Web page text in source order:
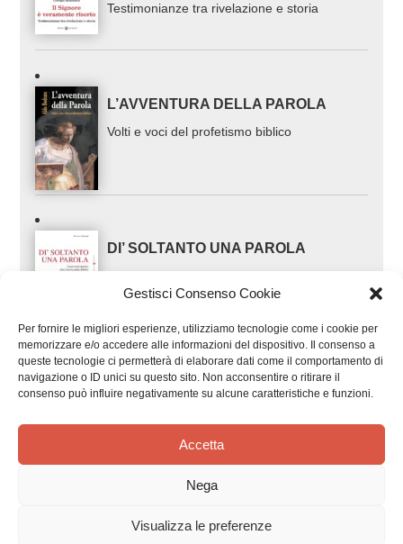
Gestisci Consenso Cookie
Per fornire le migliori esperienze, utilizziamo tecnologie come i cookie per
memorizzare e/o accedere alle informazioni del dispositivo. Il consenso a
queste tecnologie ci permetterà di elaborare dati come il comportamento di
navigazione o ID unici su questo sito. Non acconsentire o ritirare il
consenso può influire negativamente su alcune caratteristiche e funzioni.
Accetta
Nega
Visualizza le preferenze
Testimonianze tra rivelazione e storia
L’AVVENTURA DELLA PAROLA
Volti e voci del profetismo biblico
DI’ SOLTANTO UNA PAROLA
Linee introduttive alla lettura della Bibbia
IL VANGELO COME NON L‘AVETE